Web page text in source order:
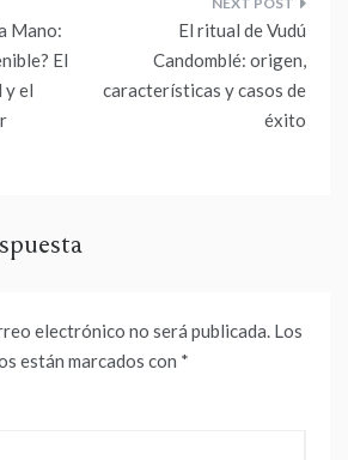
Mano:
El
y el
El ritual de Vudú
Candomblé: origen,
características y casos de
éxito
electrónico no será publicada. Los
están marcados con *